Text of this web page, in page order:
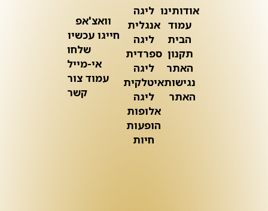
אודותינו
עמוד
הבית
תקנון
האתר
נגישות
האתר
ליגה
אנגלית
ליגה
ספרדית
ליגה
איטלקית
ליגה
אלופות
הופעות
חיות
וואצ'אפ
חייגו עכשיו
שלחו
אי-מייל
עמוד צור
קשר